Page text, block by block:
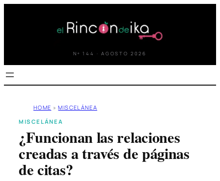
Nº 144 · AGOSTO 2026
HOME » MISCELÁNEA
MISCELÁNEA
¿Funcionan las relaciones
creadas a través de páginas
de citas?